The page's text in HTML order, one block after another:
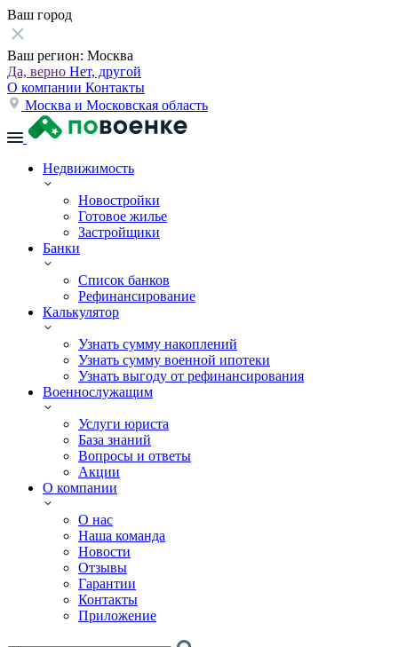
Ваш город
Ваш регион: Москва
Да, верно Нет, другой
О компании Контакты
Москва и Московская область
Недвижимость
Новостройки
Готовое жилье
Застройщики
Банки
Список банков
Рефинансирование
Калькулятор
Узнать сумму накоплений
Узнать сумму военной ипотеки
Узнать выгоду от рефинансирования
Военнослужащим
Услуги юриста
База знаний
Вопросы и ответы
Акции
О компании
О нас
Наша команда
Новости
Отзывы
Гарантии
Контакты
Приложение